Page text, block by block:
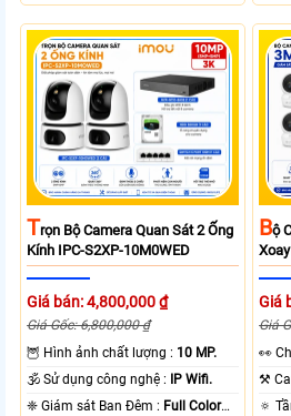
TRọn Bộ Camera Quan Sát 2 Ống
Kính IPC-S2XP-10M0WED
Giá bán: 4,800,000 ₫
Giá Gốc: 6,800,000 ₫
🦉 Hình ảnh chất lượng : 10 MP.
🕉️ Sử dụng công nghệ :
IP Wifi.
❈ Giám sát Ban Đêm : Full Color
BỘ
Giá
Giá
️👀